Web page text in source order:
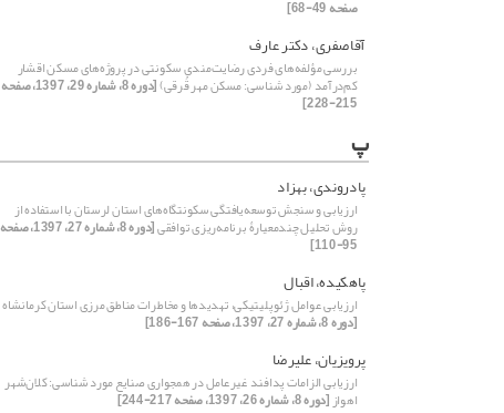
صفحه 49-68]
آقاصفری، دکتر عارف
بررسی ‌مؤلفه‌های فردی رضایت‌مندی سکونتی در پروژه‌‌‌های مسکن اقشار
کم‌درآمد (مورد شناسی: مسکن مهر قُرقی) [دوره 8، شماره 29، 1397، صفحه
215-228]
پ
پادروندی، بهزاد
ارزیابی و سنجش ‌‌توسعه‌یافتگی ‌‌سکونتگاه‌های استان لرستان با استفاده از
روش تحلیل چند‌معیارۀ ‌‌برنامه‌ریزی توافقی [دوره 8، شماره 27، 1397، صفحه
95-110]
پاهکیده، اقبال
ارزیابی عوامل ژئوپلیتیکی، تهدیدها و مخاطرات مناطق مرزی استان کرمانشاه
[دوره 8، شماره 27، 1397، صفحه 167-186]
پرویزیان، علیرضا
ارزیابی الزامات پدافند غیرعامل در همجواری صنایع مورد شناسی: کلان‌شهر
اهواز[دوره 8، شماره 26، 1397، صفحه 217-244]